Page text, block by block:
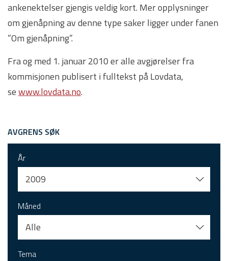
ankenektelser gjengis veldig kort. Mer opplysninger
om gjenåpning av denne type saker ligger under fanen
”Om gjenåpning”.
Fra og med 1. januar 2010 er alle avgjørelser fra
kommisjonen publisert i fulltekst på Lovdata,
sewww.lovdata.no.
AVGRENS SØK
År
2009
Måned
Alle
Tema